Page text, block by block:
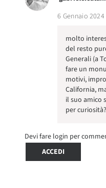
6 Gennaio
molto
del resto
Generali (a
fare un
motivi,
California,
il suo amico
per curiosità?
Devi fare login per
ACCEDI